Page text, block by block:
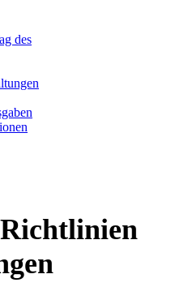
des